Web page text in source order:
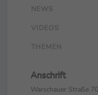
NEWS
VIDEOS
THEMEN
Anschrift
Warschauer Straße